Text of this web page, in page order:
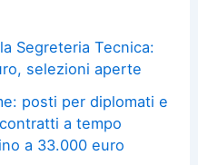
Segreteria Tecnica:
selezioni aperte
posti per diplomati e
a tempo
a 33.000 euro